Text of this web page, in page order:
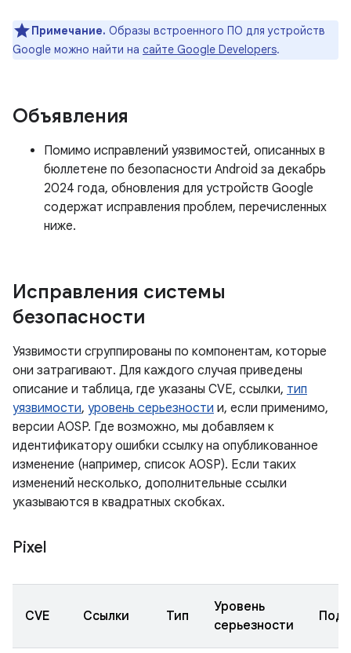
Примечание. Образы встроенного ПО для устройств
Google можно найти на сайте Google Developers.
Объявления
Помимо исправлений уязвимостей, описанных в
бюллетене по безопасности Android за декабрь
2024 года, обновления для устройств Google
содержат исправления проблем, перечисленных
ниже.
Исправления системы
безопасности
Уязвимости сгруппированы по компонентам, которые
они затрагивают. Для каждого случая приведены
описание и таблица, где указаны CVE, ссылки, тип
уязвимости, уровень серьезности и, если применимо,
версии AOSP. Где возможно, мы добавляем к
идентификатору ошибки ссылку на опубликованное
изменение (например, список AOSP). Если таких
изменений несколько, дополнительные ссылки
указываются в квадратных скобках.
Pixel
CVE Ссылки Тип
Уровень
серьезности